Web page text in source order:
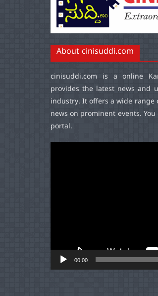
About cinisuddi.com
cinisuddi.com is a online
provides the latest news and
industry. It offers a wide range
news on prominent events.
portal.
00:00